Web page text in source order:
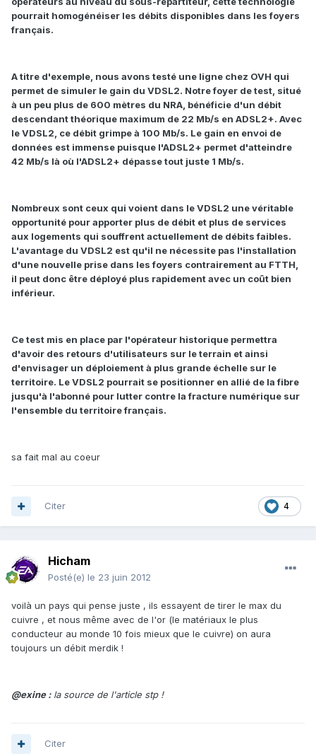
pourrait homogénéiser les débits disponibles dans les foyers
français.
A titre d'exemple, nous avons testé une ligne chez OVH qui
permet de simuler le gain du VDSL2. Notre foyer de test, situé
à un peu plus de 600 mètres du NRA, bénéficie d'un débit
descendant théorique maximum de 22 Mb/s en ADSL2+. Avec
le VDSL2, ce débit grimpe à 100 Mb/s. Le gain en envoi de
données est immense puisque l'ADSL2+ permet d'atteindre
42 Mb/s là où l'ADSL2+ dépasse tout juste 1 Mb/s.
Nombreux sont ceux qui voient dans le VDSL2 une véritable
opportunité pour apporter plus de débit et plus de services
aux logements qui souffrent actuellement de débits faibles.
L'avantage du VDSL2 est qu'il ne nécessite pas l'installation
d'une nouvelle prise dans les foyers contrairement au FTTH,
il peut donc être déployé plus rapidement avec un coût bien
inférieur.
Ce test mis en place par l'opérateur historique permettra
d'avoir des retours d'utilisateurs sur le terrain et ainsi
d'envisager un déploiement à plus grande échelle sur le
territoire. Le VDSL2 pourrait se positionner en allié de la fibre
jusqu'à l'abonné pour lutter contre la fracture numérique sur
l'ensemble du territoire français.
sa fait mal au coeur
4
Citer
Hicham
Posté(e) le 23 juin 2012
voilà un pays qui pense juste , ils essayent de tirer le max du
cuivre , et nous même avec de l'or (le matériaux le plus
conducteur au monde 10 fois mieux que le cuivre) on aura
toujours un débit merdik !
@exine :la source de l'article stp !
Citer